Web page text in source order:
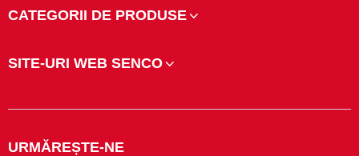
CATEGORII DE PRODUSE
SITE-URI WEB SENCO
URMĂREȘTE-NE